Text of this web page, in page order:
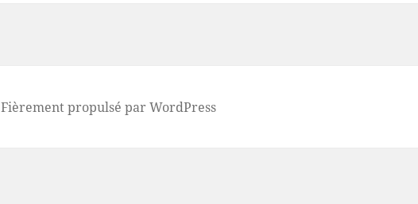
Fièrement propulsé par WordPress